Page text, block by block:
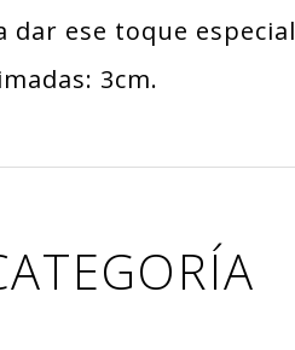
dar ese toque especial
3cm.